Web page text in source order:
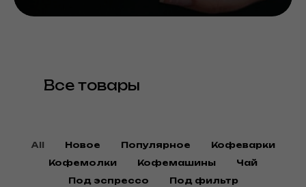
Все товары
All Новое Популярное
Кофеварки
Кофемолки
Кофемашины
Чай
Под эспрессо
Под фильтр